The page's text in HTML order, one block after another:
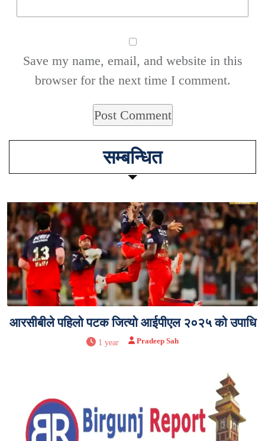
Save my name, email, and website in this
browser for the next time I comment.
सम्बन्धित
आरसीबीले पहिलो पटक जित्यो आईपीएल २०२५ को उपाधि
1 year Pradeep Sah